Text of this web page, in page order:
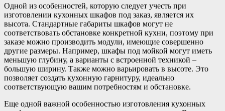
Одной из особенностей, которую следует учесть при
изготовлении кухонных шкафов под заказ, является их
высота. Стандартные габариты шкафов могут не
соответствовать обстановке конкретной кухни, поэтому при
заказе можно производить модули, имеющие совершенно
другие размеры. Например, шкафы под мойкой могут иметь
меньшую глубину, а варианты с встроенной техникой –
большую ширину. Также можно варьировать в высоте. Это
позволяет создать кухонную гарнитуру, идеально
соответствующую вашим потребностям и обстановке.
Еще одной важной особенностью изготовления кухонных